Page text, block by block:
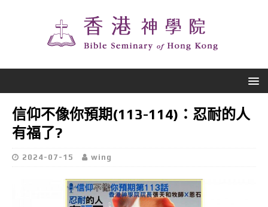
信仰不像你預期(113-114)：忍耐的人
有福了?
2024-07-15 wing